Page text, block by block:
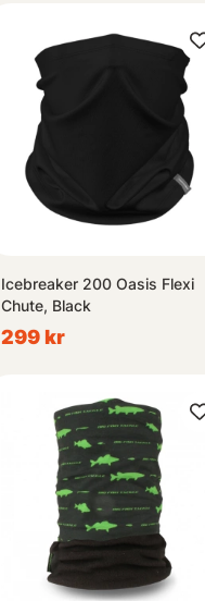
Icebreaker 200 Oasis Flexi
Chute, Black
299 kr